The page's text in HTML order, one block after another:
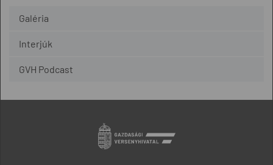
Galéria
Interjúk
GVH Podcast